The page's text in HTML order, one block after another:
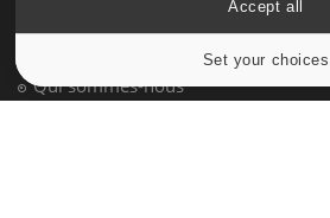
Données personnelles et cookies
Qui sommes-nous
Set your choices
Accept all